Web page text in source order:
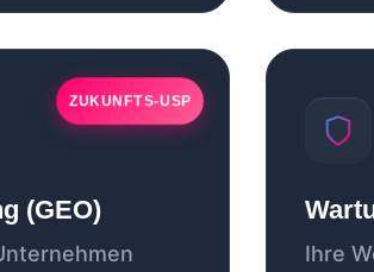
ZUKUNFTS-USP
(GEO)
Ihre